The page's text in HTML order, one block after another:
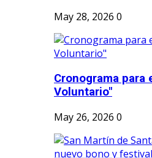
May 28, 2026 0
Cronograma para
Voluntario"
May 26, 2026 0